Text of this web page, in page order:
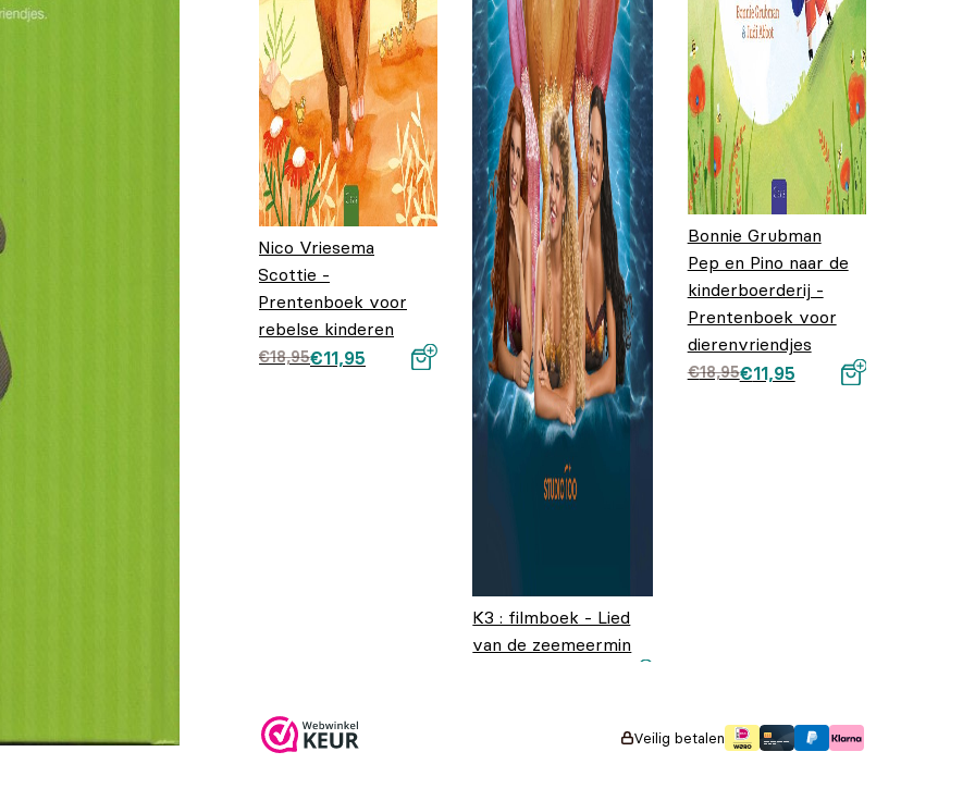
Nico Vriesema
Scottie -
Prentenboek voor
rebelse kinderen
€18,95
Oorspronkelijke
€11,95
Huidige prijs is:
K3 : filmboek - Lied
van de zeemeermin
Bonnie Grubman
Pep en Pino naar de
kinderboerderij -
Prentenboek voor
dierenvriendjes
€18,95
Oorspronkelijke
€11,95
Huidige prijs is:
Veilig betalen